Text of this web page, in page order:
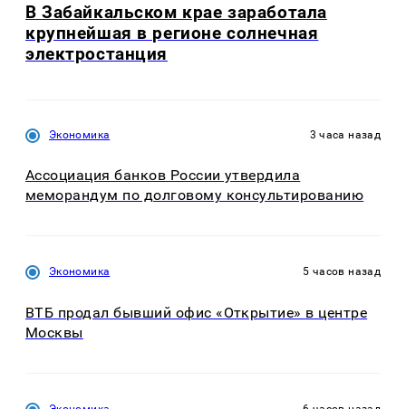
В Забайкальском крае заработала
крупнейшая в регионе солнечная
электростанция
Экономика 3 часа назад
Ассоциация банков России утвердила
меморандум по долговому консультированию
Экономика 5 часов назад
ВТБ продал бывший офис «Открытие» в центре
Москвы